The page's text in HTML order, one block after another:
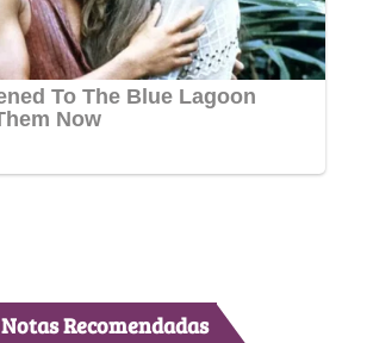
Notas Recomendadas